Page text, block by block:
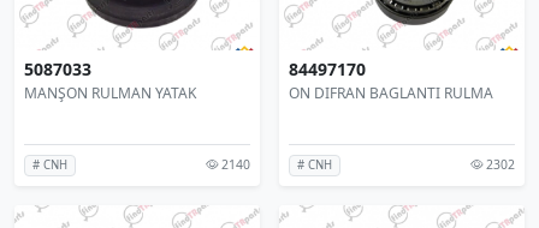
5087033
MANŞON RULMAN YATAK
# CNH 2140
84497170
ON DIFRAN BAGLANTI RULMA
# CNH 2302